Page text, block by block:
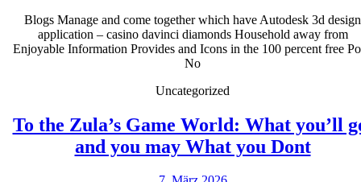
three
model
2026
Blogs Manage and come together which have Autodesk 3d design
application – casino davinci diamonds Household away from
Enjoyable Information Provides and Icons in the 100 percent free
No
Uncategorized
To the Zula’s Game World: What you’ll
and you may What you DontTo